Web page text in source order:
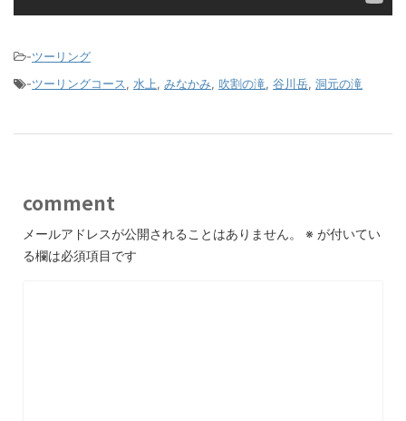
-ツーリング
-ツーリングコース, 水上, みなかみ, 吹割の滝, 谷川岳, 洞元の滝
comment
メールアドレスが公開されることはありません。 ※ が付いてい
る欄は必須項目です